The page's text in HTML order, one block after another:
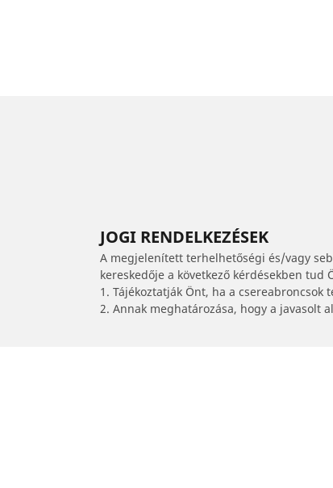
JOGI RENDELKEZÉSEK
A megjelenített terhelhetőségi és/vagy
kereskedője a következő kérdésekben tud
1. Tájékoztatják Önt, ha a
2. Annak meghatározása, hogy a javasolt